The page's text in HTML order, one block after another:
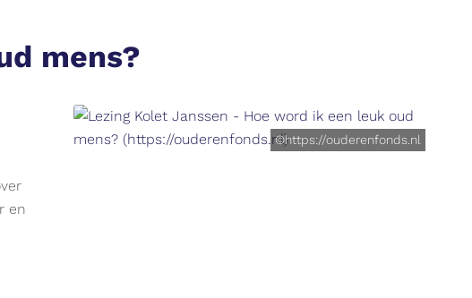
mens?
en
©https://ouderenfonds.nl